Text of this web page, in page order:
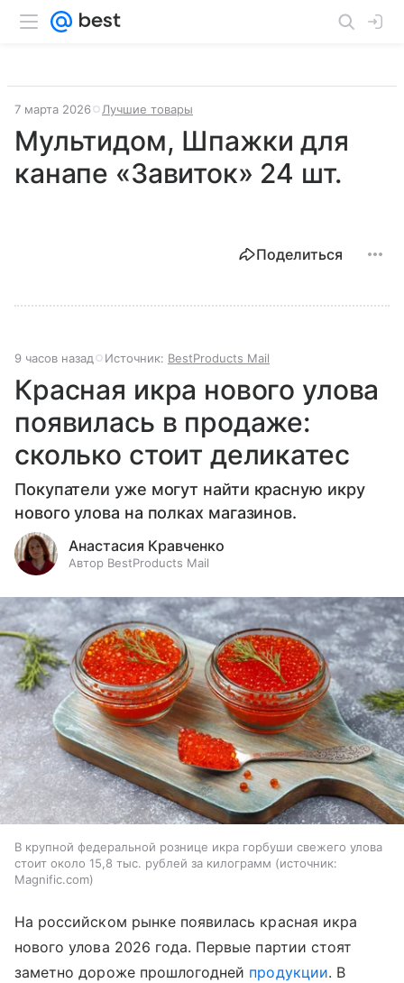
7 марта 2026 Лучшие товары
Мультидом, Шпажки для
канапе «Завиток» 24 шт.
Поделиться
9 часов назад Источник: BestProducts Mail
Красная икра нового улова
появилась в продаже:
сколько стоит деликатес
Покупатели уже могут найти красную икру
нового улова на полках магазинов.
Анастасия Кравченко
Автор BestProducts Mail
В крупной федеральной рознице икра горбуши свежего улова
стоит около 15,8 тыс. рублей за килограмм
источник:
Magnific.com
На российском рынке появилась красная икра
нового улова 2026 года. Первые партии стоят
заметно дороже прошлогодней продукции. В